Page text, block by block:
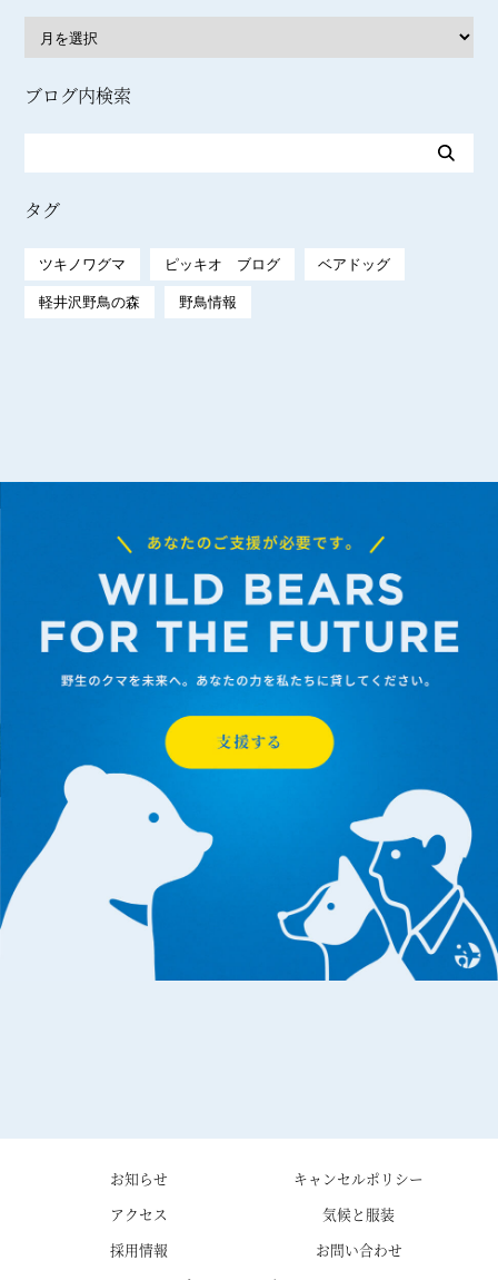
ブログ内検索
タグ
ツキノワグマ ピッキオ ブログ ベアドッグ
軽井沢野鳥の森 野鳥情報
お知らせ
キャンセルポリシー
アクセス
気候と服装
採用情報
お問い合わせ